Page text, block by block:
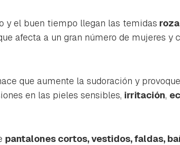
guardar como favorito, primero has de iniciar
y el buen tiempo llegan las temidas
afecta a un gran número de mujeres y
que aumente la sudoración y
en las pieles sensibles, irritación,
pantalones cortos, vestidos, faldas,
Contenido enviado
Gracias por suscribirte a nuestro boletín.